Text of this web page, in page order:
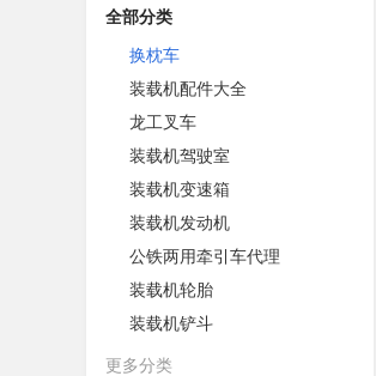
全部分类
换枕车
装载机配件大全
龙工叉车
装载机驾驶室
装载机变速箱
装载机发动机
公铁两用牵引车代理
装载机轮胎
装载机铲斗
更多分类